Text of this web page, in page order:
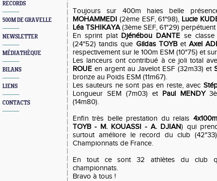
RECORDS
500M DE GRAVELLE
NEWSLETTER
MÉDIATHÈQUE
BILANS
LIENS
CONTACTS
Toujours sur 400m haies belle
MOHAMMEDI (2ème ESF, 61"98), Lucie
Léa TSHIKAYA(3ème SEF, 61"29)
En sprint plat Djénébou DANTE se
(24"52) tandis que Gildas TOYBetAxel
respectivement sur le 100m ESM (10"75) et
Les lanceurs ont contribué à ce joli total
ROUE en argent au Javelot ESF (32m33) et
bronze au Poids ESM (11m67).
Les sauteurs ne sont pas en reste, avec
Longueur SEM (7m03) et Paul MENDY
(14m80).
Enfin très belle prestation du relais 4x100m
TOYB - M. KOUASSI - A. DJIAN) qui
surtout améliore le record du club
Championnats de France.
En tout ce sont 32 athlètes du club
championnats.
Bravo à tous !